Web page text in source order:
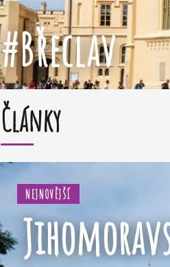
#Břeclav
Články
NEJNOVĚJŠÍ